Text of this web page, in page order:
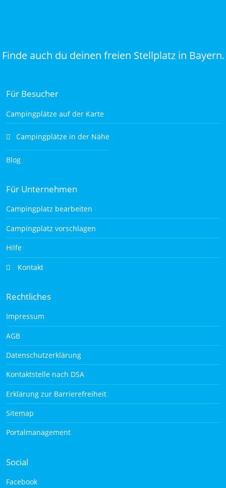
Finde auch du deinen freien Stellplatz in Bayern.
Für Besucher
Campingplätze auf der Karte
Campingplätze in der Nähe
Blog
Für Unternehmen
Campingplatz bearbeiten
Campingplatz vorschlagen
Hilfe
Kontakt
Rechtliches
Impressum
AGB
Datenschutzerklärung
Kontaktstelle nach DSA
Erklärung zur Barrierefreiheit
Sitemap
Portalmanagement
Social
Facebook